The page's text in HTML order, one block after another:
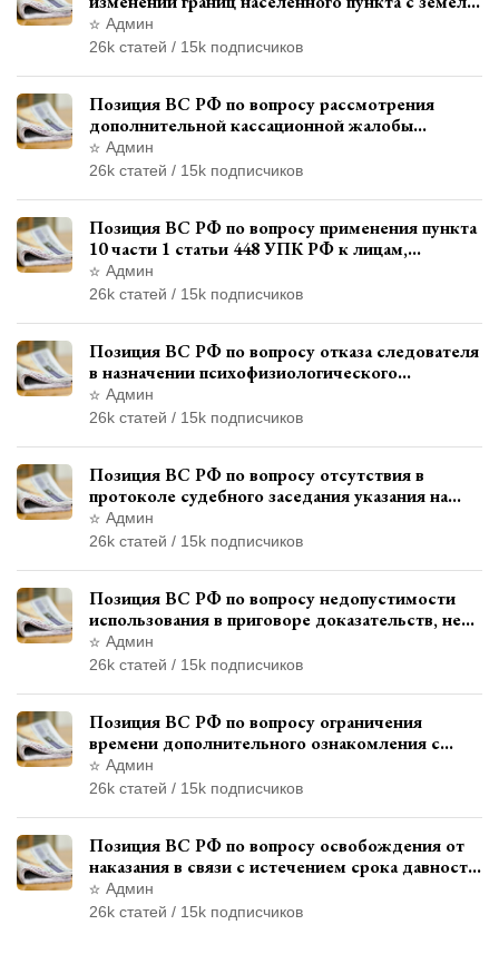
лесного фонда
Админ
26k статей / 15k подписчиков
Позиция ВС РФ по вопросу рассмотрения
дополнительной кассационной жалобы
адвоката в кассационной инстанции
Админ
26k статей / 15k подписчиков
Позиция ВС РФ по вопросу применения пункта
10 части 1 статьи 448 УПК РФ к лицам,
уволенным из следственных органов
Админ
26k статей / 15k подписчиков
Позиция ВС РФ по вопросу отказа следователя
в назначении психофизиологического
исследования показаний обвиняемой с
использованием полиграфа
Админ
26k статей / 15k подписчиков
Позиция ВС РФ по вопросу отсутствия в
протоколе судебного заседания указания на
возможность выступления в прениях сторон
при наличии аудиозаписи
Админ
26k статей / 15k подписчиков
Позиция ВС РФ по вопросу недопустимости
использования в приговоре доказательств, не
исследованных в судебном заседании
Админ
26k статей / 15k подписчиков
Позиция ВС РФ по вопросу ограничения
времени дополнительного ознакомления с
материалами уголовного дела
Админ
26k статей / 15k подписчиков
Позиция ВС РФ по вопросу освобождения от
наказания в связи с истечением срока давности
уголовного преследования
Админ
26k статей / 15k подписчиков